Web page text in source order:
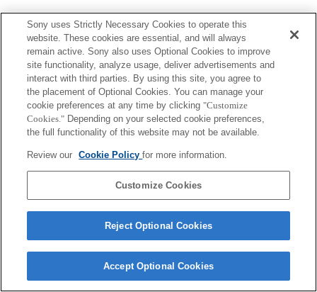
Terms of Use Contact Us
Copyright 2026 Sony Corporation
Sony uses Strictly Necessary Cookies to operate this
website. These cookies are essential, and will always
remain active. Sony also uses Optional Cookies to improve
site functionality, analyze usage, deliver advertisements and
interact with third parties. By using this site, you agree to
the placement of Optional Cookies. You can manage your
cookie preferences at any time by clicking "Customize
Cookies." Depending on your selected cookie preferences,
the full functionality of this website may not be available.
Review our Cookie Policyfor more information.
Customize Cookies
Reject Optional Cookies
Accept Optional Cookies